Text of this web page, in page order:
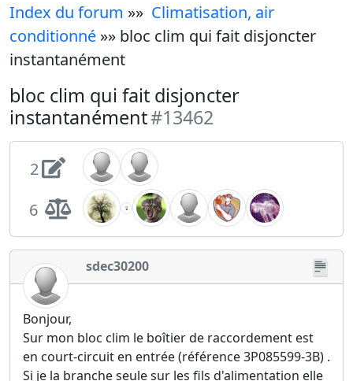
Index du forum »» Climatisation, air
conditionné »» bloc clim qui fait disjoncter
instantanément
bloc clim qui fait disjoncter
instantanément#13462
2
6
sdec30200
Bonjour,
Sur mon bloc clim le boîtier de raccordement est
en court-circuit en entrée (référence 3P085599-3B) .
Si je la branche seule sur les fils d'alimentation elle